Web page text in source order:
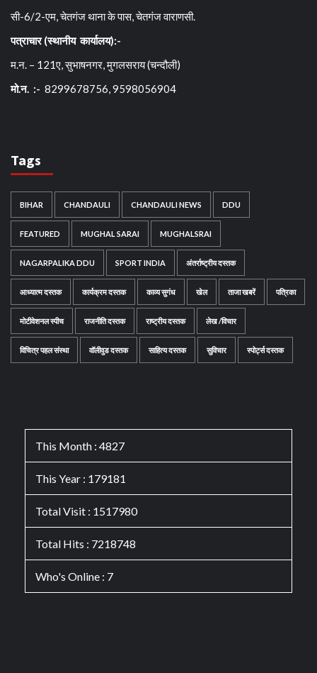
सी-6/2-एम, चेतगंज थाना के पास, चेतगंज वाराणसी.
पत्राचार (स्थानीय कार्यालय):-
म.न. – 121ए, सुभाषनगर, मुगलसराय (चन्दौली)
मो.न. :- 8299678756, 9598056904
Tags
BIHAR CHANDAULI CHANDAULI NEWS DDU
FEATURED MUGHAL SARAI MUGHALSRAI
NAGARPALIKA DDU SPORT INDIA अंतर्राष्ट्रीय दस्तक
आध्यात्म दस्तक कार्यक्रम दस्तक काव्य सुगंध खेल ताजा खबरें पत्रिका
मोटीवेशनल स्पीच राजनीति दस्तक राष्ट्रीय दस्तक लेख /विचार
विचित्र पहल संस्था वॉलीवुड दस्तक साहित्य दस्तक सुविचार स्पोर्ट्स दस्तक
This Month : 4827
This Year : 179181
Total Visit : 1517980
Total Hits : 7218748
Who's Online : 7